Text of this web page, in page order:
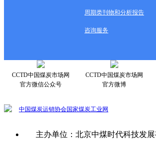
周期类刊物和分析报告
咨询服务
CCTD中国煤炭市场网
官方微信公众号
CCTD中国煤炭市场网
官方微博
中国煤炭运销协会国家煤炭工业网
主办单位：北京中煤时代科技发